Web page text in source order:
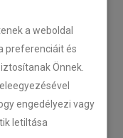
a weboldal
preferenciáit és
Önnek.
engedélyezi vagy
letiltása